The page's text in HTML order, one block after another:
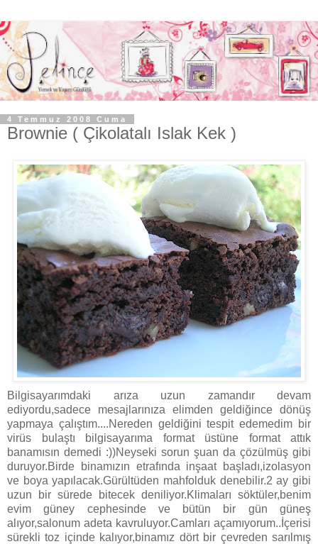
4 Temmuz 2008 Cuma
Brownie ( Çikolatalı Islak Kek )
Bilgisayarımdaki arıza uzun zamandır devam
ediyordu,sadece mesajlarınıza elimden geldiğince dönüş
yapmaya çalıştım....Nereden geldiğini tespit edemedim bir
virüs bulaştı bilgisayarıma format üstüne format attık
banamısın demedi :))Neyseki sorun şuan da çözülmüş gibi
duruyor.Birde binamızın etrafında inşaat başladı,izolasyon
ve boya yapılacak.Gürültüden mahfolduk denebilir.2 ay gibi
uzun bir sürede bitecek deniliyor.Klimaları söktüler,benim
evim güney cephesinde ve bütün bir gün güneş
alıyor,salonum adeta kavruluyor.Camları açamıyorum..İçerisi
sürekli toz içinde kalıyor,binamız dört bir çevreden sarılmış